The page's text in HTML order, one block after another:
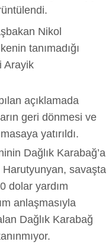
Nikol
tanımadığı
Arayik
açıklamada
geri dönmesi ve
yatırıldı.
Dağlık Karabağ’a
savaşta
dolar yardım
anlaşmasıyla
Dağlık Karabağ